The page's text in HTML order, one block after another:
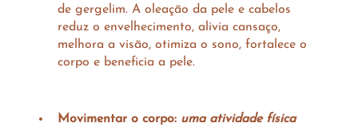
de gergelim. A oleação da pele e cabelos
reduz o envelhecimento, alivia cansaço,
melhora a visão, otimiza o sono, fortalece o
corpo e beneficia a pele.
Movimentar o corpo: uma atividade física